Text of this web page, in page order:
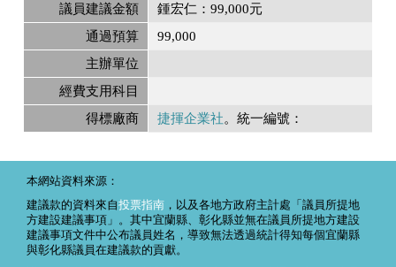
議員建議金額
鍾宏仁：99,000元
通過預算
99,000
主辦單位
經費支用科目
得標廠商
捷揮企業社。統一編號：
本網站資料來源：
建議款的資料來自投票指南 ，以及各地方政府主計處「議員所提地
方建設建議事項」。其中宜蘭縣、彰化縣並無在議員所提地方建設
建議事項文件中公布議員姓名，導致無法透過統計得知每個宜蘭縣
與彰化縣議員在建議款的貢獻。